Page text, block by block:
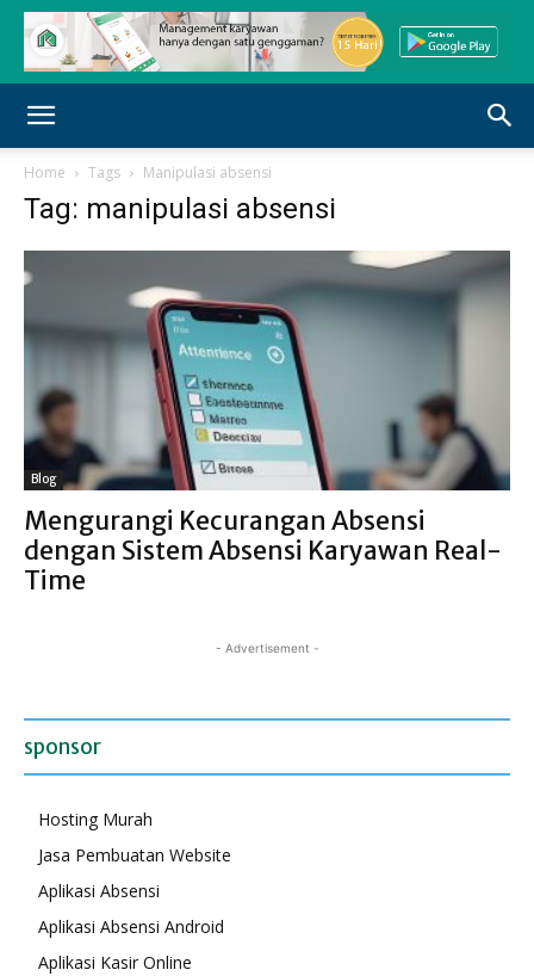
Home Tags Manipulasi absensi
Tag: manipulasi absensi
Blog
Mengurangi Kecurangan Absensi
dengan Sistem Absensi Karyawan Real-
Time
- Advertisement -
sponsor
Hosting Murah
Jasa Pembuatan Website
Aplikasi Absensi
Aplikasi Absensi Android
Aplikasi Kasir Online